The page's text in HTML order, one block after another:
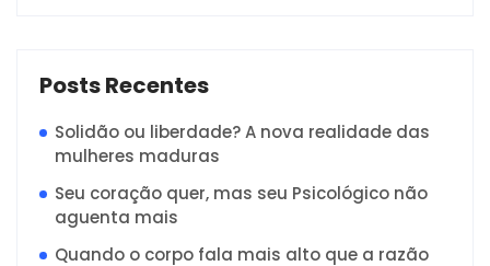
Posts Recentes
Solidão ou liberdade? A nova realidade das
mulheres maduras
Seu coração quer, mas seu Psicológico não
aguenta mais
Quando o corpo fala mais alto que a razão